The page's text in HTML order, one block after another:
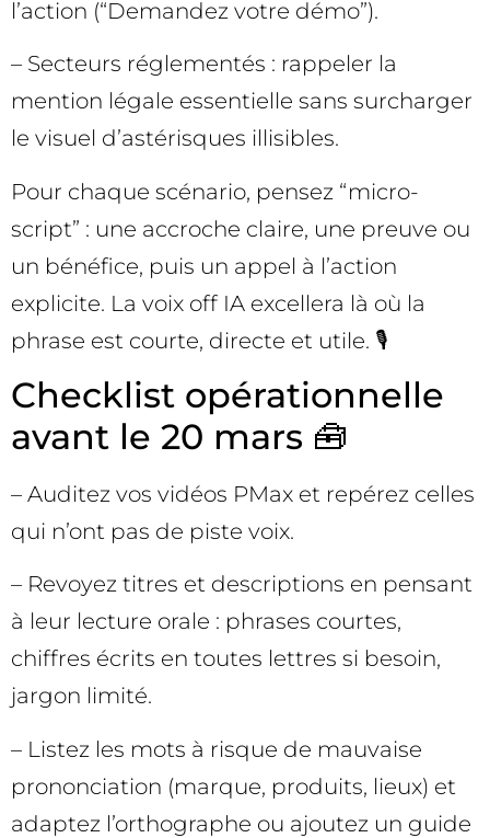
l’action (“Demandez votre démo”).
– Secteurs réglementés : rappeler la
mention légale essentielle sans surcharger
le visuel d’astérisques illisibles.
Pour chaque scénario, pensez “micro-
script” : une accroche claire, une preuve ou
un bénéfice, puis un appel à l’action
explicite. La voix off IA excellera là où la
phrase est courte, directe et utile. 🎙️
Checklist opérationnelle
avant le 20 mars 🧰
– Auditez vos vidéos PMax et repérez celles
qui n’ont pas de piste voix.
– Revoyez titres et descriptions en pensant
à leur lecture orale : phrases courtes,
chiffres écrits en toutes lettres si besoin,
jargon limité.
– Listez les mots à risque de mauvaise
prononciation (marque, produits, lieux) et
adaptez l’orthographe ou ajoutez un guide